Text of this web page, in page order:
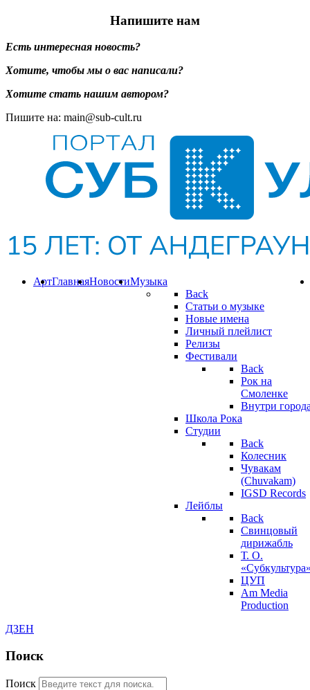
Напишите нам
Есть интересная новость?
Хотите, чтобы мы о вас написали?
Хотите стать нашим автором?
Пишите на: main@sub-cult.ru
Музыка
Back
Статьи о музыке
Новые имена
Личный плейлист
Релизы
Фестивали
Back
Рок на
Смоленке
Внутри
Школа Рока
Студии
Back
Колесник
Чувакам
(Chuvakam)
IGSD Records
Лейблы
Back
Свинцовый
дирижабль
Т. О.
ЦУП
Am Media
Production
Новости
Главная
Арт
ДЗЕН
Поиск
Поиск